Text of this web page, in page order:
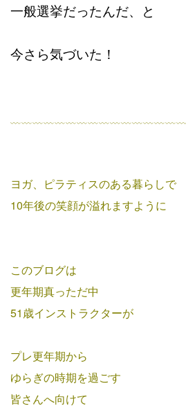
一般選挙だったんだ、と
今さら気づいた！
﹏﹏﹏﹏﹏﹏﹏﹏﹏﹏﹏﹏﹏﹏﹏﹏
ヨガ、ピラティスのある暮らしで
10年後の笑顔が溢れますように
このブログは
更年期真っただ中
51歳インストラクターが
プレ更年期から
ゆらぎの時期を過ごす
皆さんへ向けて